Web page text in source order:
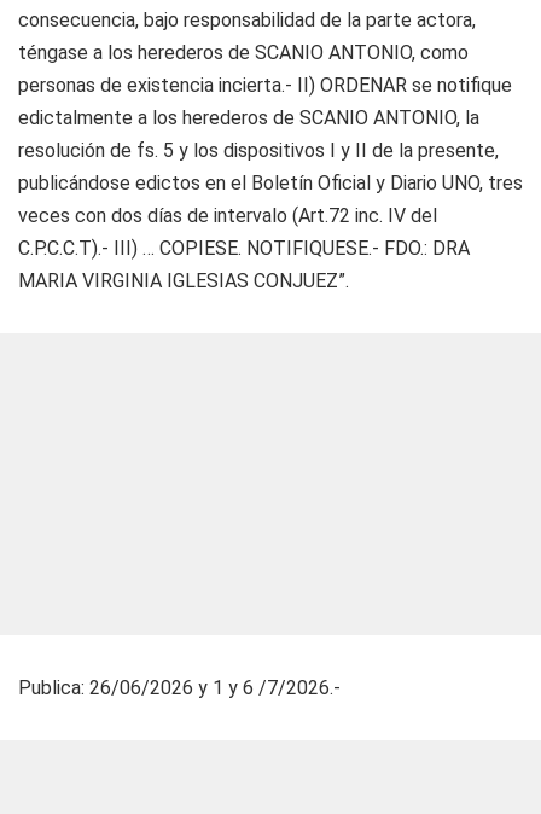
consecuencia, bajo responsabilidad de la parte actora,
téngase a los herederos de SCANIO ANTONIO, como
personas de existencia incierta.- II) ORDENAR se notifique
edictalmente a los herederos de SCANIO ANTONIO, la
resolución de fs. 5 y los dispositivos I y II de la presente,
publicándose edictos en el Boletín Oficial y Diario UNO, tres
veces con dos días de intervalo (Art.72 inc. IV del
C.P.C.C.T).- III) … COPIESE. NOTIFIQUESE.- FDO.: DRA
MARIA VIRGINIA IGLESIAS CONJUEZ”.
Publica: 26/06/2026 y 1 y 6 /7/2026.-